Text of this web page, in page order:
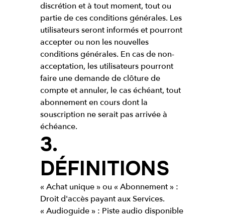
discrétion et à tout moment, tout ou
partie de ces conditions générales. Les
utilisateurs seront informés et pourront
accepter ou non les nouvelles
conditions générales. En cas de non-
acceptation, les utilisateurs pourront
faire une demande de clôture de
compte et annuler, le cas échéant, tout
abonnement en cours dont la
souscription ne serait pas arrivée à
échéance.
3.
DÉFINITIONS
« Achat unique » ou « Abonnement » :
Droit d'accès payant aux Services.
« Audioguide » : Piste audio disponible